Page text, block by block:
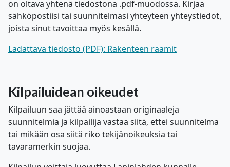
on oltava yhtenä tiedostona .pdf-muodossa. Kirjaa
sähköpostiisi tai suunnitelmasi yhteyteen yhteystiedot,
joista sinut tavoittaa myös kesällä.
Ladattava tiedosto (PDF): Rakenteen raamit
Kilpailuidean oikeudet
Kilpailuun saa jättää ainoastaan originaaleja
suunnitelmia ja kilpailija vastaa siitä, ettei suunnitelma
tai mikään osa siitä riko tekijänoikeuksia tai
tavaramerkin suojaa.